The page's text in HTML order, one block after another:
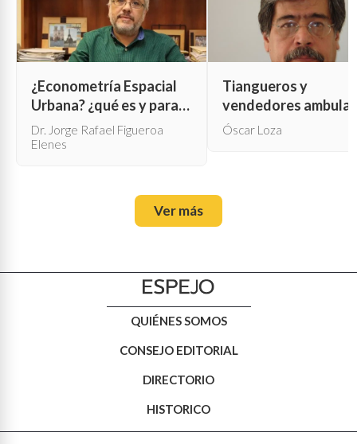
¿Econometría Espacial
Urbana? ¿qué es y para
qué sirve?
Dr. Jorge Rafael Figueroa
Elenes
Tiangueros y
vendedores
Óscar Loza
Ver más
QUIÉNES SOMOS
CONSEJO EDITORIAL
DIRECTORIO
HISTORICO